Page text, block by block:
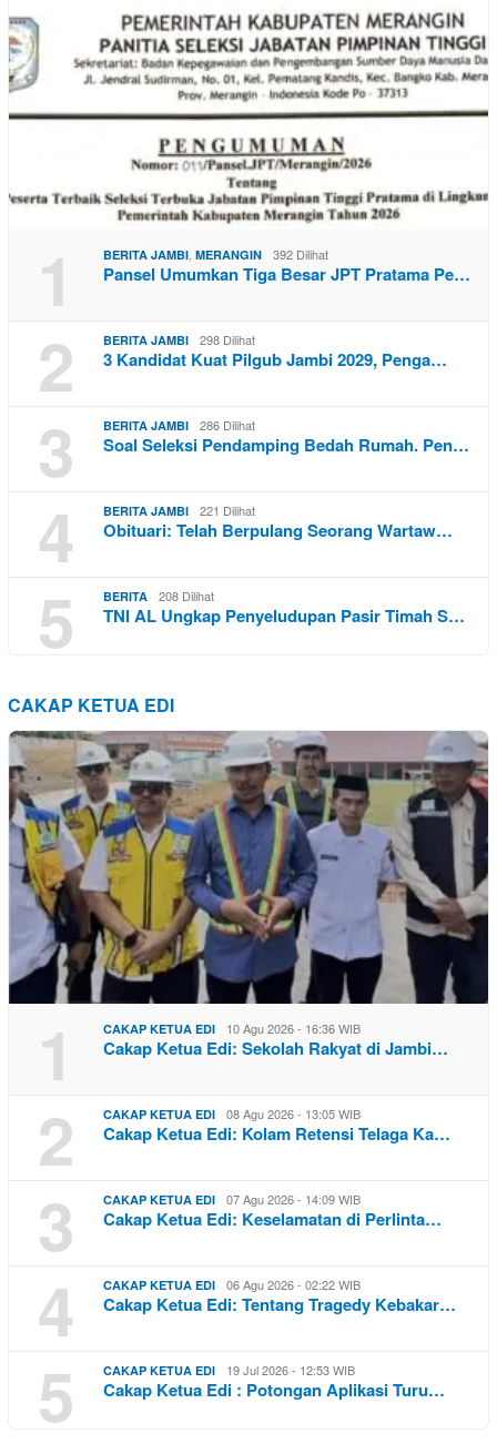
1 BERITA JAMBI, MERANGIN 392 Dilihat
Pansel Umumkan Tiga Besar JPT Pratama Pe…
2 BERITA JAMBI 298 Dilihat
3 Kandidat Kuat Pilgub Jambi 2029, Penga…
3 BERITA JAMBI 286 Dilihat
Soal Seleksi Pendamping Bedah Rumah. Pen…
4 BERITA JAMBI 221 Dilihat
Obituari: Telah Berpulang Seorang Wartaw…
5 BERITA 208 Dilihat
TNI AL Ungkap Penyeludupan Pasir Timah S…
CAKAP KETUA EDI
1 CAKAP KETUA EDI 10 Agu 2026 - 16:36 WIB
Cakap Ketua Edi: Sekolah Rakyat di Jambi…
2 CAKAP KETUA EDI 08 Agu 2026 - 13:05 WIB
Cakap Ketua Edi: Kolam Retensi Telaga Ka…
3 CAKAP KETUA EDI 07 Agu 2026 - 14:09 WIB
Cakap Ketua Edi: Keselamatan di Perlinta…
4 CAKAP KETUA EDI 06 Agu 2026 - 02:22 WIB
Cakap Ketua Edi: Tentang Tragedy Kebakar…
5 CAKAP KETUA EDI 19 Jul 2026 - 12:53 WIB
Cakap Ketua Edi : Potongan Aplikasi Turu…